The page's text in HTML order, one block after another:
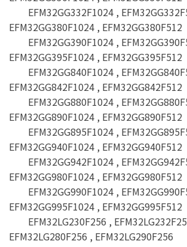
EFM32GG332F1024 ,
EFM32GG380F1024 , EFM32GG380F512
EFM32GG390F1024 ,
EFM32GG395F1024 , EFM32GG395F512
EFM32GG840F1024 ,
EFM32GG842F1024 , EFM32GG842F512
EFM32GG880F1024 ,
EFM32GG890F1024 , EFM32GG890F512
EFM32GG895F1024 ,
EFM32GG940F1024 , EFM32GG940F512
EFM32GG942F1024 ,
EFM32GG980F1024 , EFM32GG980F512
EFM32GG990F1024 ,
EFM32GG995F1024 , EFM32GG995F512
EFM32LG230F256 ,
EFM32LG280F256 , EFM32LG290F256